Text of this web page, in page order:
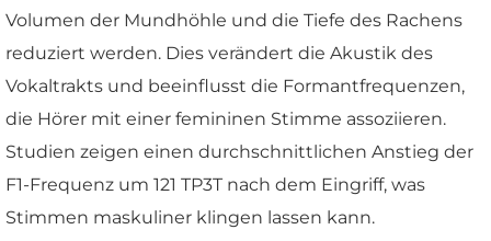
Volumen der Mundhöhle und die Tiefe des Rachens
reduziert werden. Dies verändert die Akustik des
Vokaltrakts und beeinflusst die Formantfrequenzen,
die Hörer mit einer femininen Stimme assoziieren.
Studien zeigen einen durchschnittlichen Anstieg der
F1-Frequenz um 121 TP3T nach dem Eingriff, was
Stimmen maskuliner klingen lassen kann.